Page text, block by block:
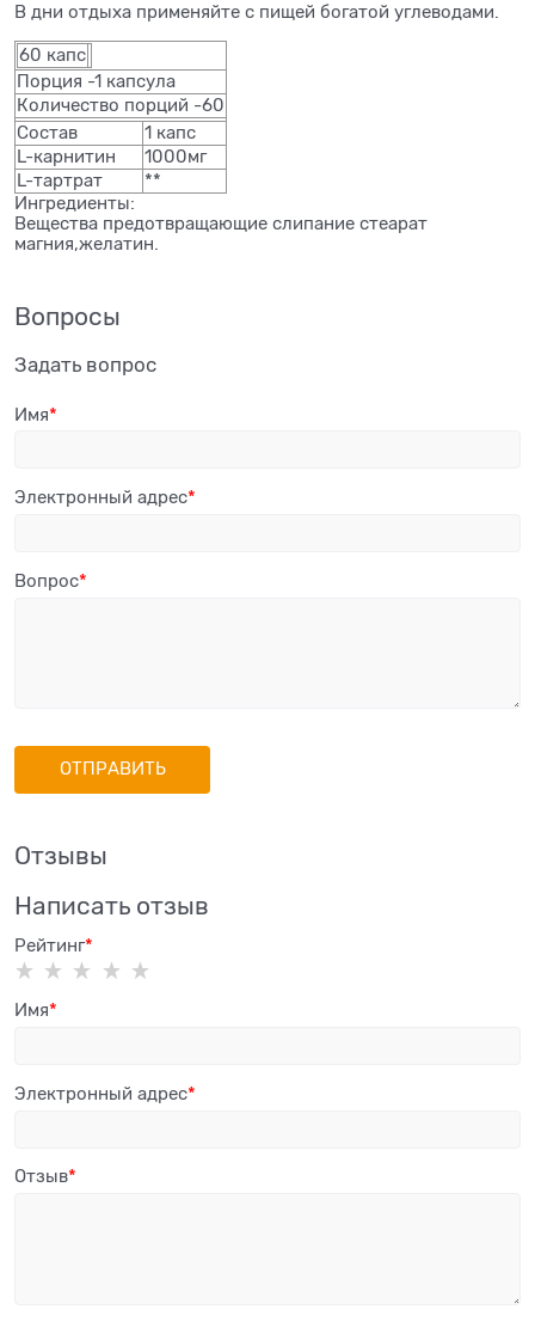
В дни отдыха применяйте с пищей богатой углеводами.
60 капс
Порция -1 капсула
Количество порций -60
Состав
1 капс
L-карнитин
1000мг
L-тартрат
**
Ингредиенты:
Вещества предотвращающие слипание стеарат
магния,желатин.
Вопросы
Задать вопрос
Имя
Электронный адрес
Вопрос
Отзывы
Написать отзыв
Рейтинг
Имя
Электронный адрес
Отзыв